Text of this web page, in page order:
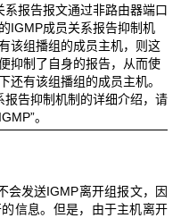
报告报文通过非路由器端口
IGMP成员关系报告抑制机
该组播组的成员主机，则这
抑制了自身的报告，从而使
还有该组播组的成员主机。
告抑制机制的详细介绍，请
。
会发送IGMP离开组报文，因
信息。但是，由于主机离开